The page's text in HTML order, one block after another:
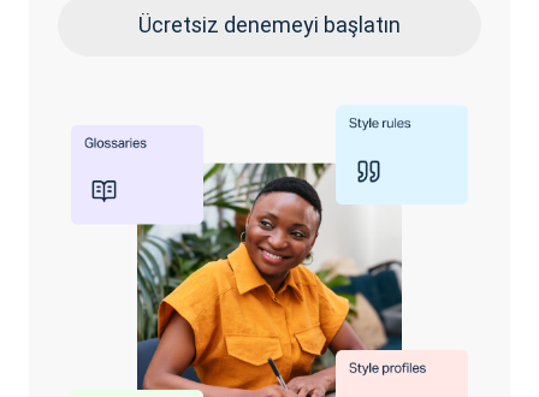
Ücretsiz denemeyi başlatın